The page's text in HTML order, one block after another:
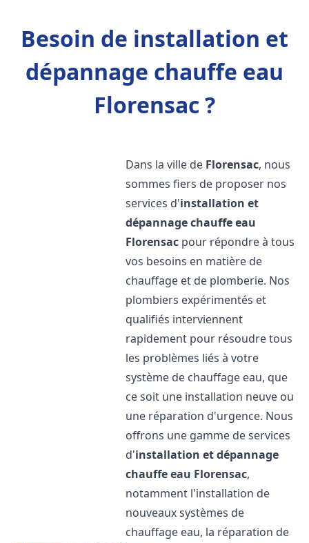
Besoin de installation et
dépannage chauffe eau
Florensac ?
Dans la ville de Florensac, nous
sommes fiers de proposer nos
services d'installation et
dépannage chauffe eau
Florensac pour répondre à tous
vos besoins en matière de
chauffage et de plomberie. Nos
plombiers expérimentés et
qualifiés interviennent
rapidement pour résoudre tous
les problèmes liés à votre
système de chauffage eau, que
ce soit une installation neuve ou
une réparation d'urgence. Nous
offrons une gamme de services
d'installation et dépannage
chauffe eau Florensac,
notamment l'installation de
nouveaux systèmes de
chauffage eau, la réparation de